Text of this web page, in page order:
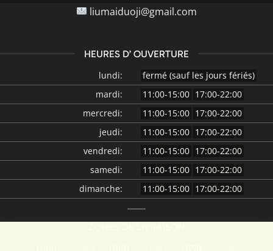
liumaiduoji@gmail.com
HEURES D’ OUVERTURE
lundi:
fermé (sauf les jours fériés)
mardi:
11:00-15:00 17:00-22:00
mercredi:
11:00-15:00 17:00-22:00
jeudi:
11:00-15:00 17:00-22:00
vendredi:
11:00-15:00 17:00-22:00
samedi:
11:00-15:00 17:00-22:00
dimanche:
11:00-15:00 17:00-22:00